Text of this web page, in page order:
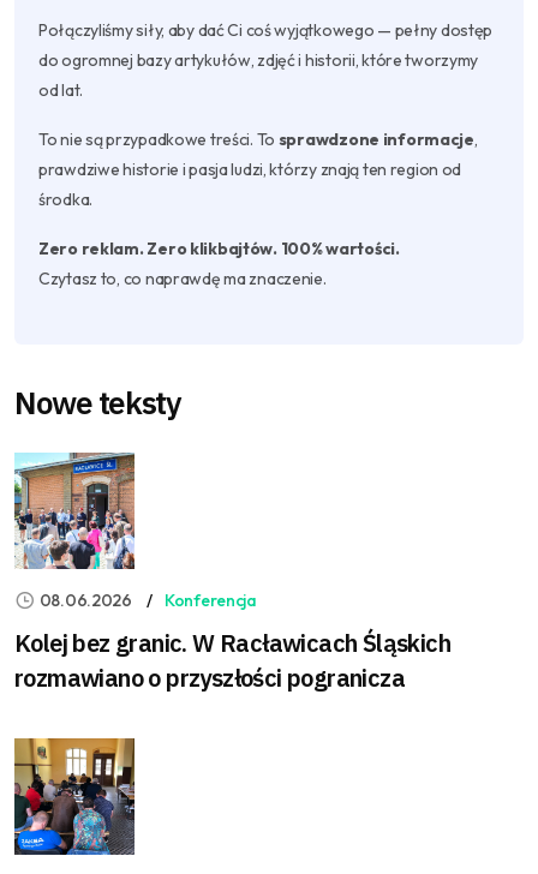
Połączyliśmy siły, aby dać Ci coś wyjątkowego — pełny dostęp
do ogromnej bazy artykułów, zdjęć i historii, które tworzymy
od lat.
To nie są przypadkowe treści. To sprawdzone informacje,
prawdziwe historie i pasja ludzi, którzy znają ten region od
środka.
Zero reklam. Zero klikbajtów. 100% wartości.
Czytasz to, co naprawdę ma znaczenie.
Nowe teksty
08.06.2026 Konferencja
Kolej bez granic. W Racławicach Śląskich
rozmawiano o przyszłości pogranicza